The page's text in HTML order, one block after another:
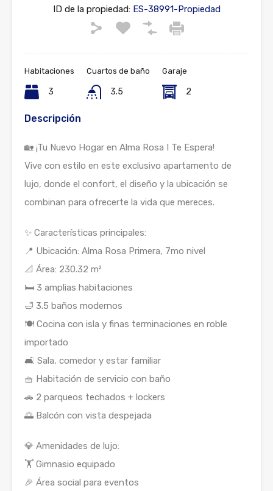
ID de la propiedad:ES-38991-Propiedad
Habitaciones
3
Cuartos de baño
3.5
Garaje
2
Descripción
🏡 ¡Tu Nuevo Hogar en Alma Rosa I Te Espera!
Vive con estilo en este exclusivo apartamento de
lujo, donde el confort, el diseño y la ubicación se
combinan para ofrecerte la vida que mereces.
✨ Características principales:
📍 Ubicación: Alma Rosa Primera, 7mo nivel
📐 Área: 230.32 m²
🛏️ 3 amplias habitaciones
🛁 3.5 baños modernos
🍽️ Cocina con isla y finas terminaciones en roble
importado
🛋️ Sala, comedor y estar familiar
🧺 Habitación de servicio con baño
🚗 2 parqueos techados + lockers
🌅 Balcón con vista despejada
💎 Amenidades de lujo:
🏋️ Gimnasio equipado
🎉 Área social para eventos